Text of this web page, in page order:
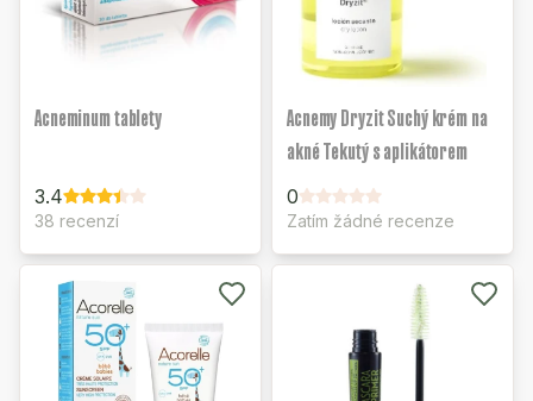
Acneminum tablety
3.4
38 recenzí
Acnemy Dryzit Suchý krém na
akné Tekutý s aplikátorem
0
Zatím žádné recenze